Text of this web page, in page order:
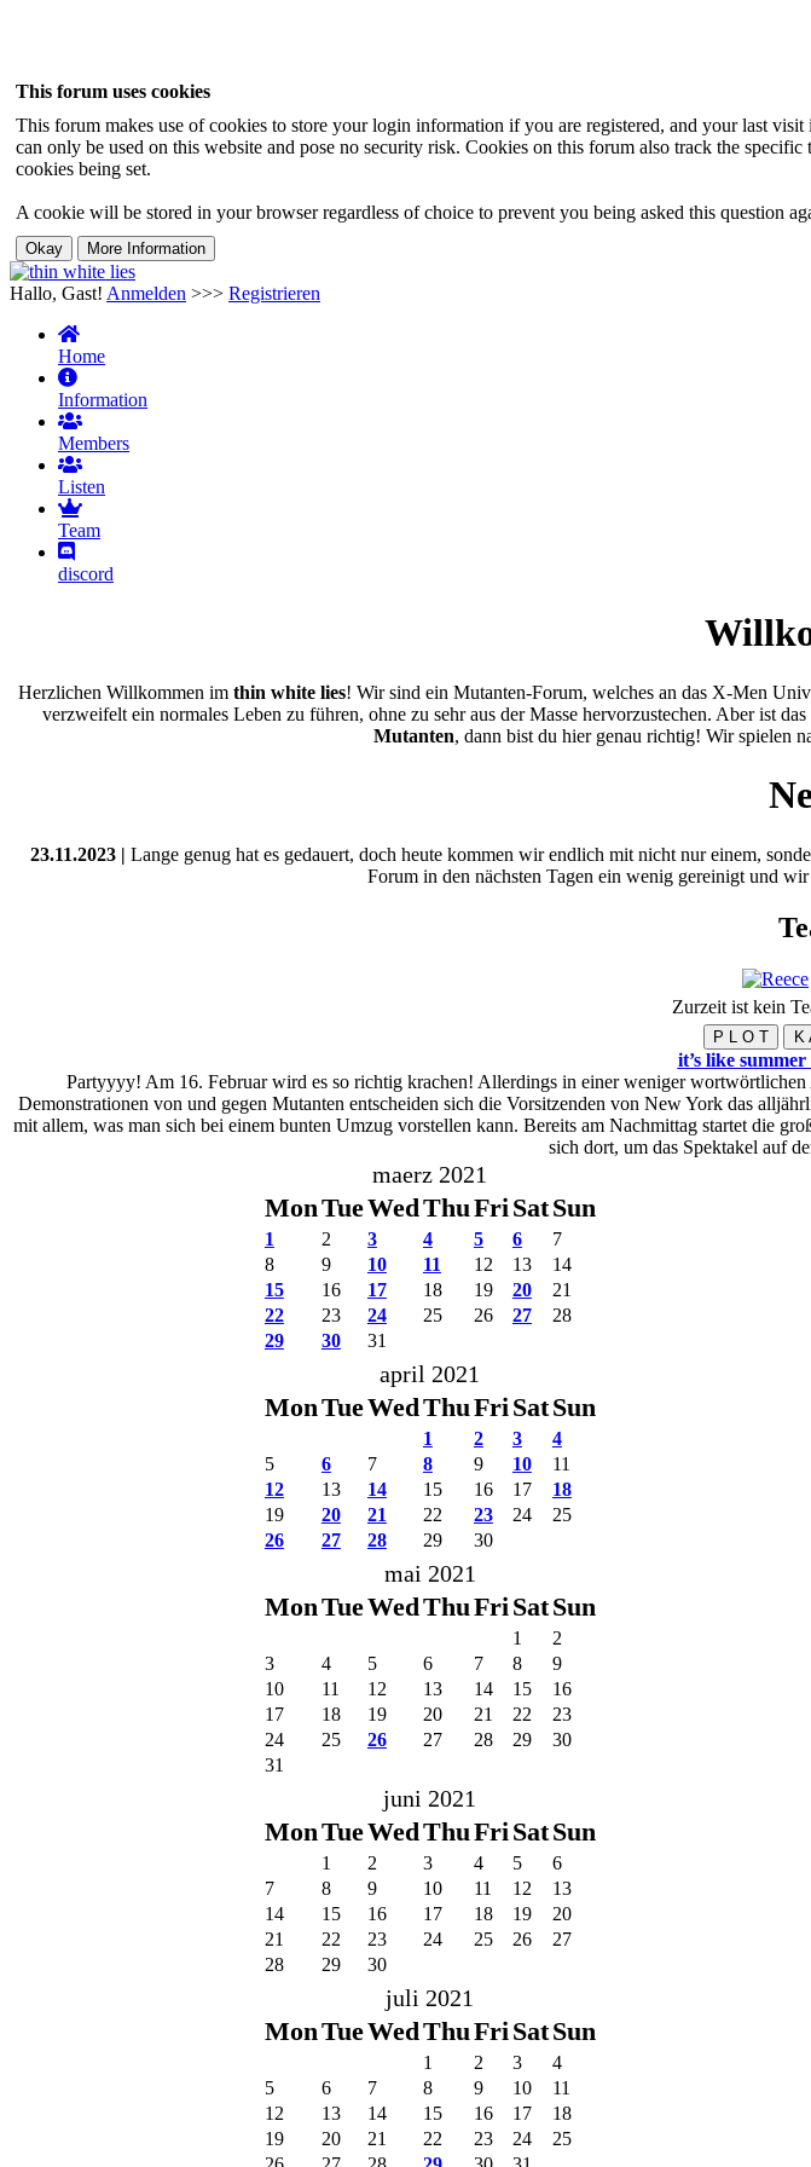
This forum uses cookies
This forum makes use of cookies to store your login information if you are registered, and your last
can only be used on this website and pose no security risk. Cookies on this forum also track the
cookies being set.
A cookie will be stored in your browser regardless of choice to prevent you being asked this question
Hallo, Gast! Anmelden >>> Registrieren
Home
Information
Members
Listen
Team
discord
Herzlichen Willkommen im thin white lies! Wir sind ein Mutanten-Forum, welches an das X-Men
verzweifelt ein normales Leben zu führen, ohne zu sehr aus der Masse hervorzustechen. Aber ist
Mutanten, dann bist du hier genau richtig! Wir spielen
23.11.2023 | Lange genug hat es gedauert, doch heute kommen wir endlich mit nicht nur einem,
Forum in den nächsten Tagen ein wenig gereinigt und
Zurzeit ist kein
P L O T K
it’s like
Partyyyy! Am 16. Februar wird es so richtig krachen! Allerdings in einer weniger
Demonstrationen von und gegen Mutanten entscheiden sich die Vorsitzenden von New York das
mit allem, was man sich bei einem bunten Umzug vorstellen kann. Bereits am Nachmittag startet die
sich dort, um das Spektakel auf
maerz 2021
MonTueWedThuFri SatSun
1 2 3 4 5 6
7
8
9 10 11 12 13
14
15
16 17 18 19 20
21
22
23 24 25 26 27
28
29
30 31
april 2021
MonTueWedThuFri SatSun
1 2 3
4
5
6 7 8 9 10
11
12
13 14 15 16 17
18
19
20 21 22 23 24
25
26
27 28 29 30
mai 2021
MonTueWedThuFri SatSun
1
2
3
4 5 6 7 8
9
10
11 12 13 14 15
16
17
18 19 20 21 22
23
24
25 26 27 28 29
30
31
juni 2021
MonTueWedThuFri SatSun
1 2 3 4 5
6
7
8 9 10 11 12
13
14
15 16 17 18 19
20
21
22 23 24 25 26
27
28
29 30
juli 2021
MonTueWedThuFri SatSun
1 2 3
4
5
6 7 8 9 10
11
12
13 14 15 16 17
18
19
20 21 22 23 24
25